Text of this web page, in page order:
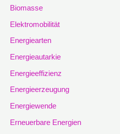
Biomasse
Elektromobilität
Energiearten
Energieautarkie
Energieeffizienz
Energieerzeugung
Energiewende
Erneuerbare Energien